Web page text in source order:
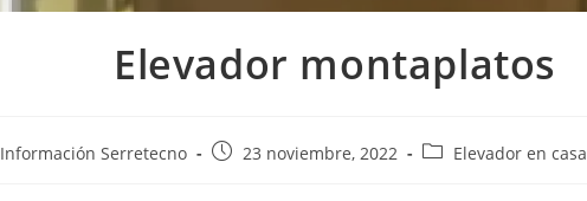
Elevador montaplatos
Información Serretecno 23 noviembre, 2022 Elevador en casa